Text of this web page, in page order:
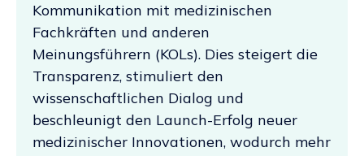
Kommunikation mit medizinischen
Fachkräften und anderen
Meinungsführern (KOLs). Dies steigert die
Transparenz, stimuliert den
wissenschaftlichen Dialog und
beschleunigt den Launch-Erfolg neuer
medizinischer Innovationen, wodurch mehr